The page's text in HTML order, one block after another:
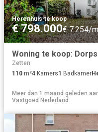
Herenhuis·te koop
€ 798.000€ 7.254/
Zetten
110 m²4 Kamers1 Badkamer
Meer dan 1 maand geleden
Vastgoed Nederland